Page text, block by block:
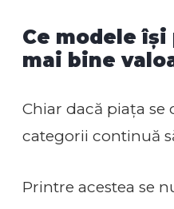
Ce modele își
mai bine
Chiar dacă piața se
categorii continuă
Printre acestea se